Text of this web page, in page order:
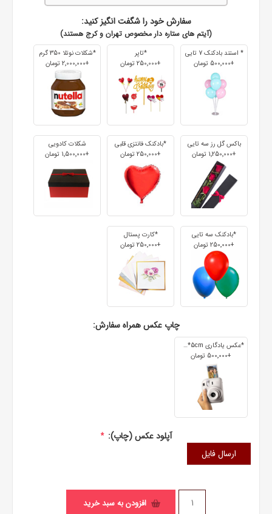
سفارش خود را شگفت انگیز کنید:
(آیتم های ستاره دار مخصوص تهران و کرج هستند)
* استند بادکنک 7 تایی
+500٬000 تومان
*تاپر
+250٬000 تومان
*شکلات نوتلا 350 گرم
+2٬000٬000 تومان
باکس گل رز سه تایی
+1٬250٬000 تومان
*بادکنک فانتزی قلبی
+250٬000 تومان
شکلات کادویی
+1٬500٬000 تومان
*بادکنک سه تایی
+250٬000 تومان
*کارت پستال
+250٬000 تومان
چاپ عکس همراه سفارش:
*عکس یادگاری 7cm*5cm
+500٬000 تومان
آپلود عکس (چاپ): *
ارسال فایل
افزودن به سبد خرید